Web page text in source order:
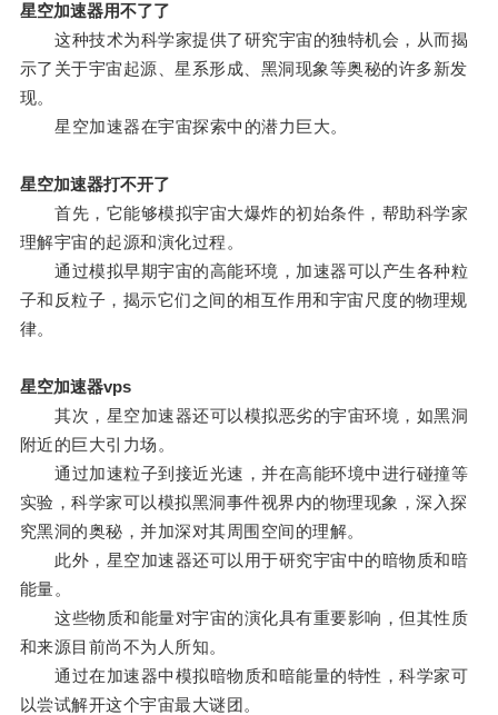
星空加速器用不了了
这种技术为科学家提供了研究宇宙的独特机会，从而揭
示了关于宇宙起源、星系形成、黑洞现象等奥秘的许多新发
现。
星空加速器在宇宙探索中的潜力巨大。
星空加速器打不开了
首先，它能够模拟宇宙大爆炸的初始条件，帮助科学家
理解宇宙的起源和演化过程。
通过模拟早期宇宙的高能环境，加速器可以产生各种粒
子和反粒子，揭示它们之间的相互作用和宇宙尺度的物理规
律。
星空加速器vps
其次，星空加速器还可以模拟恶劣的宇宙环境，如黑洞
附近的巨大引力场。
通过加速粒子到接近光速，并在高能环境中进行碰撞等
实验，科学家可以模拟黑洞事件视界内的物理现象，深入探
究黑洞的奥秘，并加深对其周围空间的理解。
此外，星空加速器还可以用于研究宇宙中的暗物质和暗
能量。
这些物质和能量对宇宙的演化具有重要影响，但其性质
和来源目前尚不为人所知。
通过在加速器中模拟暗物质和暗能量的特性，科学家可
以尝试解开这个宇宙最大谜团。